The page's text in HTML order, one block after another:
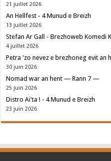
21 juillet 2026
An Hellfest - 4 Munud e Breizh
13 juillet 2026
Stefan Ar Gall - Brezhoweb Komedi
4 juillet 2026
Petra 'zo nevez e brezhoneg evit an
30 juin 2026
Nomad war an hent — Rann 7 —
25 juin 2026
Distro Ai'ta ! - 4 Munud e Breizh
23 juin 2026